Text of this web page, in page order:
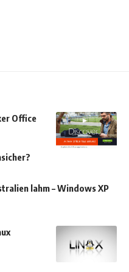
Office
lahm – Windows XP